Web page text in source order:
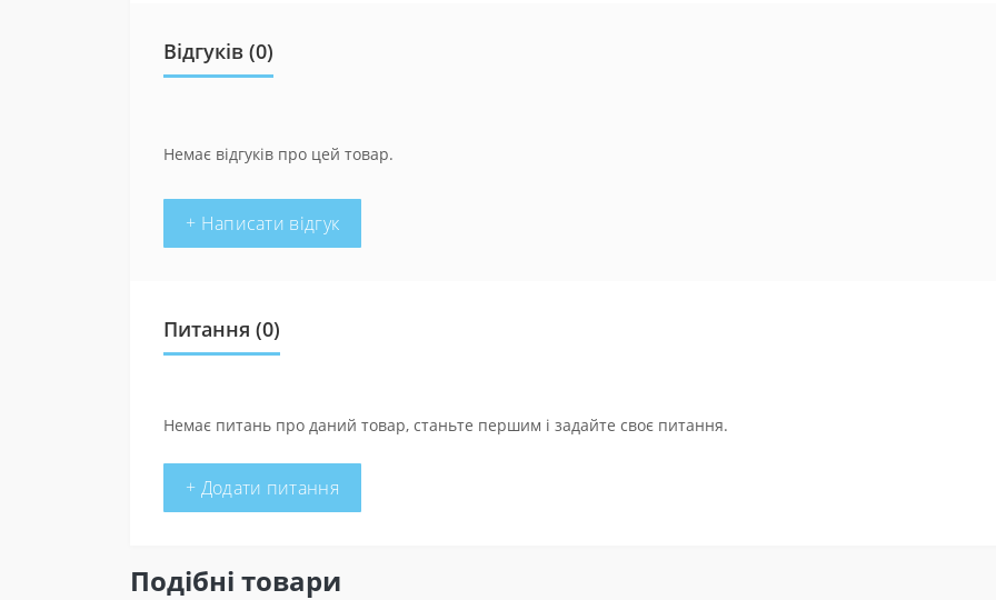
Відгуків (0)
Немає відгуків про цей товар.
+ Написати відгук
Питання (0)
Немає питань про даний товар, станьте першим і задайте своє питання.
+ Додати питання
Подібні товари